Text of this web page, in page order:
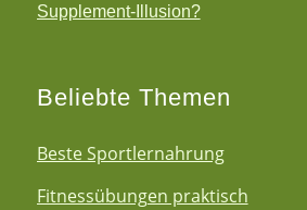
Supplement-Illusion?
Beliebte Themen
Beste Sportlernahrung
Fitnessübungen praktisch